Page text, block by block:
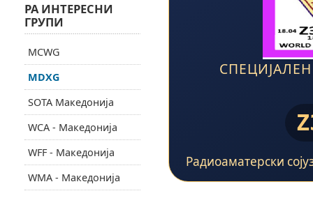
Радиоаматерски
РА ИНТЕРЕСНИ
ГРУПИ
MCWG
MDXG
SOTA Македонија
WCA - Македонија
WFF - Македонија
WMA - Македонија